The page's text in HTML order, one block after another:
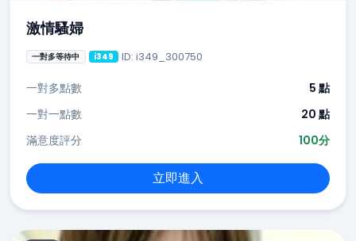
激情騷婦
一對多等待中 i349 ID: i349_300750
一對多點數
5 點
一對一點數
20 點
滿意度評分
100分
立即進入